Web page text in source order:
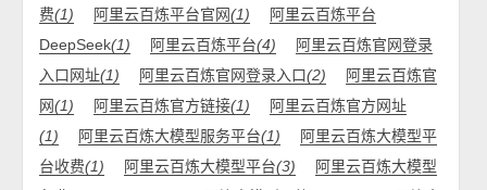
费(1) 阿里云百炼平台官网(1)
阿里云百炼平台
DeepSeek(1) 阿里云百炼平台(4)
阿里云百炼官网登录
入口网址(1) 阿里云百炼官网登录入口(2)
阿里云百炼官
网(1) 阿里云百炼官方链接(1)
阿里云百炼官方网址
(1)
阿里云百炼大模型服务平台(1)
阿里云百炼大模型平
台收费(1) 阿里云百炼大模型平台(3)
阿里云百炼大模型